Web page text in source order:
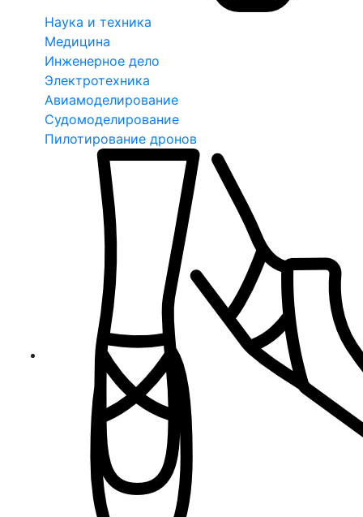
Наука и техника
Медицина
Инженерное дело
Электротехника
Авиамоделирование
Судомоделирование
Пилотирование дронов